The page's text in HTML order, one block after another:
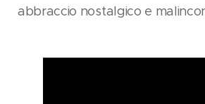
abbraccio nostalgico e